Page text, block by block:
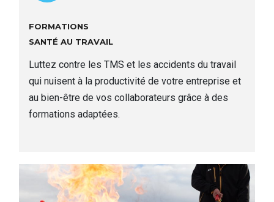
FORMATIONS
Santé au travail
Luttez contre les TMS et les accidents du travail
qui nuisent à la productivité de votre entreprise et
au bien-être de vos collaborateurs grâce à des
formations adaptées.